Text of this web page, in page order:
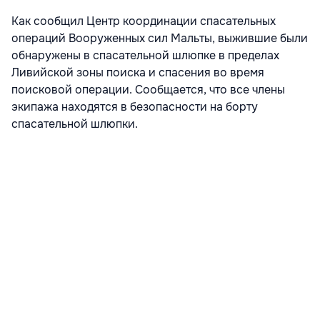
Как сообщил Центр координации спасательных
операций Вооруженных сил Мальты, выжившие были
обнаружены в спасательной шлюпке в пределах
Ливийской зоны поиска и спасения во время
поисковой операции. Сообщается, что все члены
экипажа находятся в безопасности на борту
спасательной шлюпки.